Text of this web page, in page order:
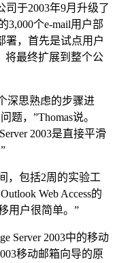
于2003年9月升级了
3,000个e-mail用户部
署，首先是试点用户
将最终扩展到整个公
深思熟虑的步骤进
，”Thomas说。
2003是直接平滑
包括2周的实验工
Web Access的
用户很简单。”
Server 2003中的移动
移动邮箱向导的原